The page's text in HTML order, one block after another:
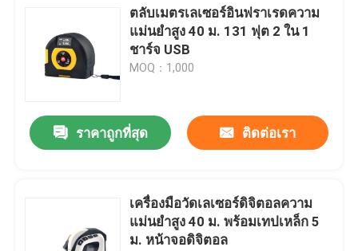
ตลับเมตรเลเซอร์อินฟราเรดความ
แม่นยำสูง 40 ม. 131 ฟุต 2 ใน 1
ชาร์จ USB
MOQ：1,000
ราคาถูกที่สุด ติดต่อเรา
เครื่องมือวัดเลเซอร์ดิจิตอลความ
แม่นยำสูง 40 ม. พร้อมเทปเหล็ก 5
ม. หน้าจอดิจิตอล